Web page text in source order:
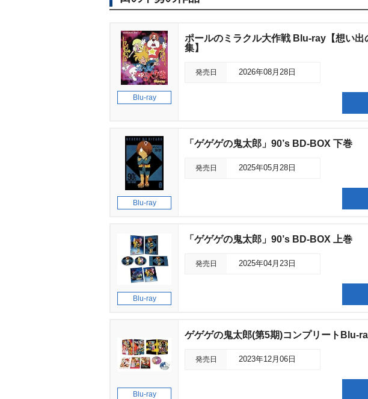
Blu-ray
ポールのミラクル大作戦 Blu-ray【想い出
集】
発売日 2026年08月28日
Blu-ray
「ゲゲゲの鬼太郎」90’s BD-BOX 下巻
発売日 2025年05月28日
Blu-ray
「ゲゲゲの鬼太郎」90’s BD-BOX 上巻
発売日 2025年04月23日
Blu-ray
ゲゲゲの鬼太郎(第5期)コンプリートBlu-
発売日 2023年12月06日